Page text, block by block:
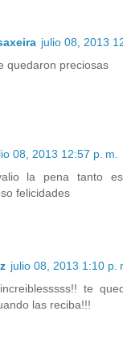
julio 08, 2013
quedaron preciosas
08, 2013 12:57 p. m.
la pena tanto
felicidades
julio 08, 2013 1:10 p.
te
las reciba!!!